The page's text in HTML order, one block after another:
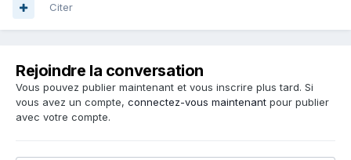
Citer
Rejoindre la conversation
Vous pouvez publier maintenant et vous inscrire plus tard. Si
vous avez un compte, connectez-vous maintenant pour publier
avec votre compte.